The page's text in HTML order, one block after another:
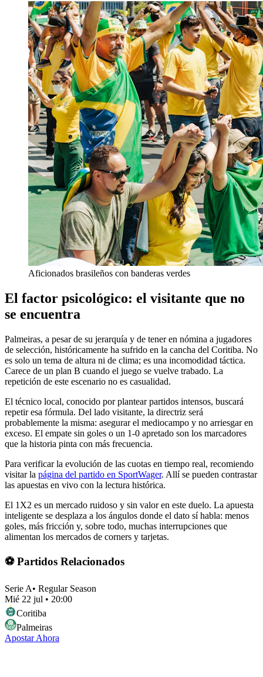
Aficionados brasileños con banderas verdes
El factor psicológico: el visitante que no
se encuentra
Palmeiras, a pesar de su jerarquía y de tener en nómina a jugadores
de selección, históricamente ha sufrido en la cancha del Coritiba. No
es solo un tema de altura ni de clima; es una incomodidad táctica.
Carece de un plan B cuando el juego se vuelve trabado. La
repetición de este escenario no es casualidad.
El técnico local, conocido por plantear partidos intensos, buscará
repetir esa fórmula. Del lado visitante, la directriz será
probablemente la misma: asegurar el mediocampo y no arriesgar en
exceso. El empate sin goles o un 1-0 apretado son los marcadores
que la historia pinta con más frecuencia.
Para verificar la evolución de las cuotas en tiempo real, recomiendo
visitar la página del partido en SportWager. Allí se pueden contrastar
las apuestas en vivo con la lectura histórica.
El 1X2 es un mercado ruidoso y sin valor en este duelo. La apuesta
inteligente se desplaza a los ángulos donde el dato sí habla: menos
goles, más fricción y, sobre todo, muchas interrupciones que
alimentan los mercados de corners y tarjetas.
⚽ Partidos Relacionados
Serie A• Regular Season
Mié 22 jul • 20:00
Coritiba
Palmeiras
Apostar Ahora